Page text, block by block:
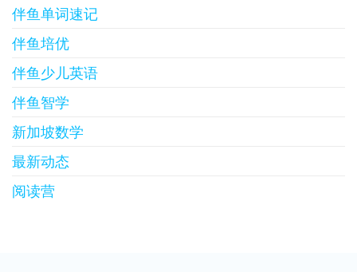
伴鱼单词速记
伴鱼培优
伴鱼少儿英语
伴鱼智学
新加坡数学
最新动态
阅读营